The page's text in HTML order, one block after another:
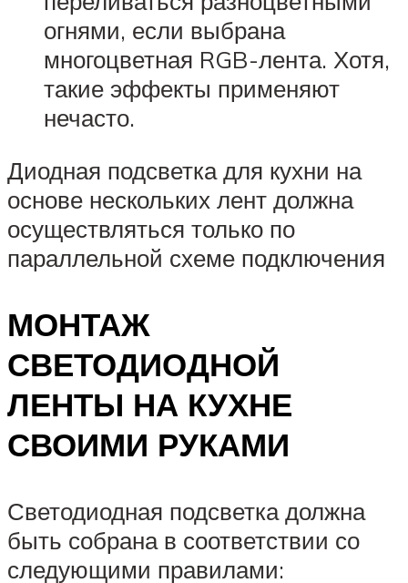
огнями, если выбрана
многоцветная RGB-лента. Хотя,
такие эффекты применяют
нечасто.
Диодная подсветка для кухни на
основе нескольких лент должна
осуществляться только по
параллельной схеме подключения
МОНТАЖ
СВЕТОДИОДНОЙ
ЛЕНТЫ НА КУХНЕ
СВОИМИ РУКАМИ
Светодиодная подсветка должна
быть собрана в соответствии со
следующими правилами: